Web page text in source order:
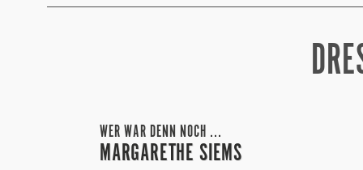
WER WAR DENN NOCH ...
MARGARETHE SIEMS